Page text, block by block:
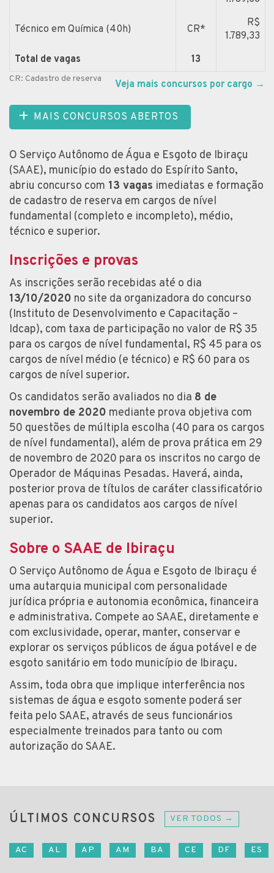
Técnico em Química (40h) CR*
R$
1.789,33
Total de vagas
13
CR: Cadastro de reserva Veja mais concursos por cargo →
MAIS CONCURSOS ABERTOS
O Serviço Autônomo de Água e Esgoto de Ibiraçu
(SAAE), município do estado do Espírito Santo,
abriu concurso com 13 vagas imediatas e formação
de cadastro de reserva em cargos de nível
fundamental (completo e incompleto), médio,
técnico e superior.
Inscrições e provas
As inscrições serão recebidas até o dia
13/10/2020 no site da organizadora do concurso
(Instituto de Desenvolvimento e Capacitação –
Idcap), com taxa de participação no valor de R$ 35
para os cargos de nível fundamental, R$ 45 para os
cargos de nível médio (e técnico) e R$ 60 para os
cargos de nível superior.
Os candidatos serão avaliados no dia 8 de
novembro de 2020 mediante prova objetiva com
50 questões de múltipla escolha (40 para os cargos
de nível fundamental), além de prova prática em 29
de novembro de 2020 para os inscritos no cargo de
Operador de Máquinas Pesadas. Haverá, ainda,
posterior prova de títulos de caráter classificatório
apenas para os candidatos aos cargos de nível
superior.
Sobre o SAAE de Ibiraçu
O Serviço Autônomo de Água e Esgoto de Ibiraçu é
uma autarquia municipal com personalidade
jurídica própria e autonomia econômica, financeira
e administrativa. Compete ao SAAE, diretamente e
com exclusividade, operar, manter, conservar e
explorar os serviços públicos de água potável e de
esgoto sanitário em todo município de Ibiraçu.
Assim, toda obra que implique interferência nos
sistemas de água e esgoto somente poderá ser
feita pelo SAAE, através de seus funcionários
especialmente treinados para tanto ou com
autorização do SAAE.
ÚLTIMOS CONCURSOS VER TODOS →
AC AL AP AM BA CE DF ES